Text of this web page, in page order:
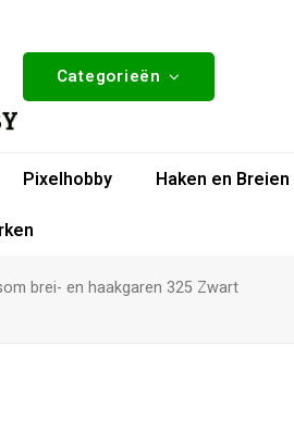
Categorieën
Pixelhobby Haken en Breien
brei- en haakgaren 325 Zwart